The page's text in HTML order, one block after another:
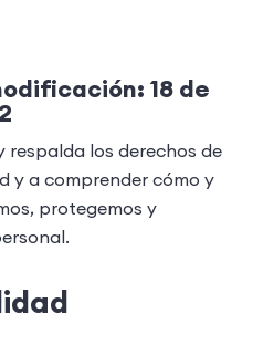
18 de
respalda los derechos de
y a comprender cómo y
protegemos y